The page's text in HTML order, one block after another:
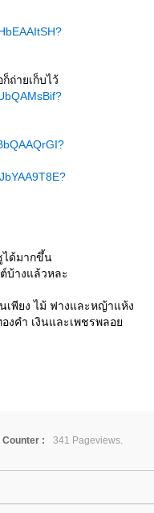
ถ่ายเก็บไว้
ได้มากขึ้น
บ้างแล้วหละ
เพียง ไม้ ฟางและหญ้าแห้ง
งคำ เงินและเพชรพลอย
Counter :
341 Pageviews.